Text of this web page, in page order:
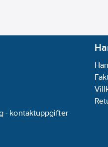
- kontaktuppgifter